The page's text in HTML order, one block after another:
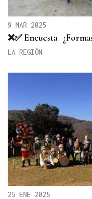
9 MAR 2025
❌✅ Encuesta |
LA REGIÓN
25 ENE 2025